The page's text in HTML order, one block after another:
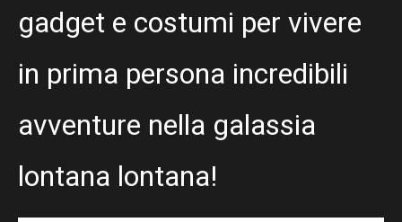
gadget e costumi per vivere
in prima persona incredibili
avventure nella galassia
lontana lontana!